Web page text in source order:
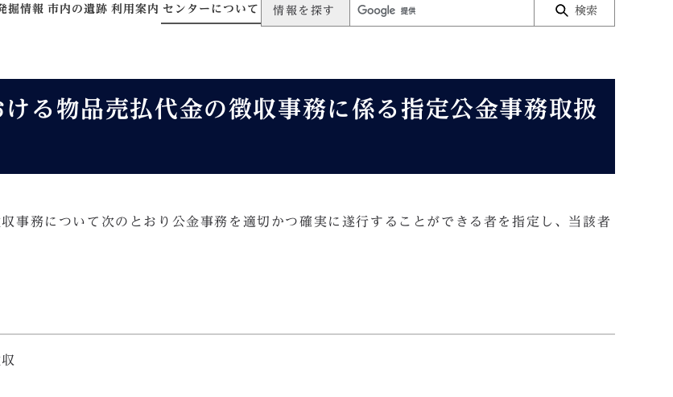
掘情報 市内の遺跡 利用案内 センターについて 情報を探す 検索
る物品売払代金の徴収事務に係る指定公金事務取扱
事務について次のとおり公金事務を適切かつ確実に遂行することができる者を指定し、当該者